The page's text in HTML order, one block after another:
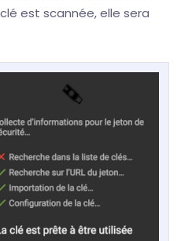
est scannée, elle sera